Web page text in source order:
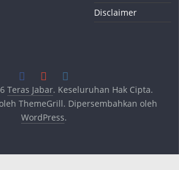
Disclaimer
Teras Jabar. Keseluruhan Hak Cipta.
ThemeGrill. Dipersembahkan oleh
WordPress.